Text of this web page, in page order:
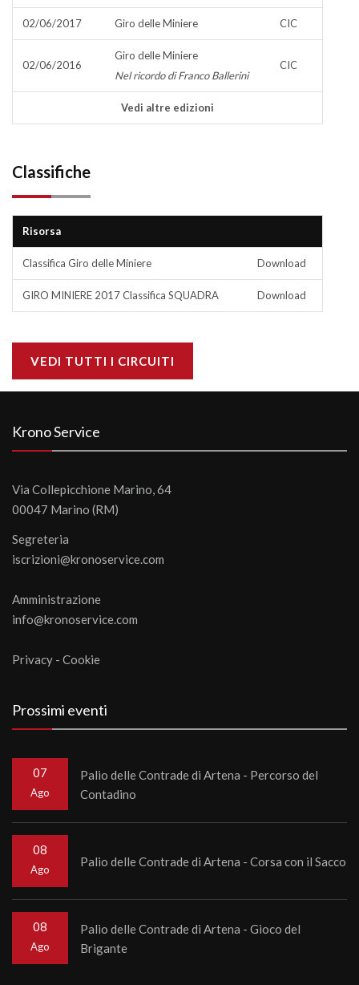
02/06/2017 Giro delle Miniere CIC
02/06/2016
Giro delle Miniere
Nel ricordo di Franco Ballerini
CIC
Vedi altre edizioni
Classifiche
Risorsa
Classifica Giro delle Miniere Download
GIRO MINIERE 2017 Classifica SQUADRA Download
VEDI TUTTI I CIRCUITI
Krono Service
Via Collepicchione Marino, 64
00047 Marino (RM)
Segreteria
iscrizioni@kronoservice.com
Amministrazione
info@kronoservice.com
Privacy - Cookie
Prossimi eventi
07
Ago
Palio delle Contrade di Artena - Percorso del
Contadino
08
Ago
Palio delle Contrade di Artena - Corsa con il Sacco
08
Ago
Palio delle Contrade di Artena - Gioco del
Brigante